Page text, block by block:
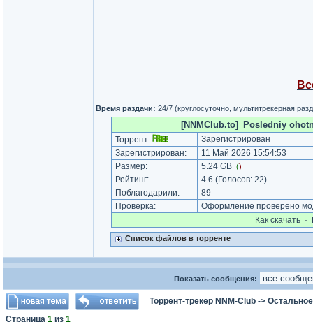
Время раздачи: 24/7 (круглосуточно, мультитрекерная
[NNMClub.to]_Posledniy
Торрент:
Зарегистрирован
Зарегистрирован:
11 Май 2026 15:54:53
Размер:
5.24 GB ()
Рейтинг: 4.6 (Голосов: 22)
Поблагодарили:
89
Проверка:
Оформление проверено
Как cкачать·
Список файлов в торренте
Показать сообщения:
Торрент-трекер NNM-Club -> Остальное
Страница 1 из 1